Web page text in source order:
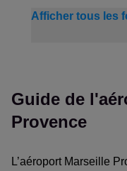
Afficher tous les
Guide de
Provence
L’aéroport Marseille